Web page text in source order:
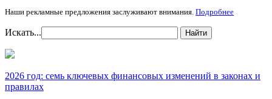
Наши рекламные предложения заслуживают внимания. Подробнее
Искать... Найти
2026 год: семь ключевых финансовых изменений в законах и
правилах